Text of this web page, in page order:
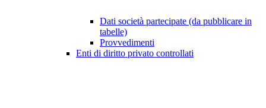
Dati società partecipate (da pubblicare in
tabelle)
Provvedimenti
Enti di diritto privato controllati